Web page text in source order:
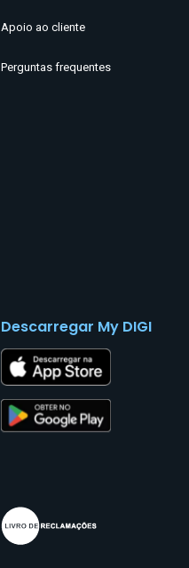
Apoio ao cliente
Perguntas frequentes
Descarregar My DIGI